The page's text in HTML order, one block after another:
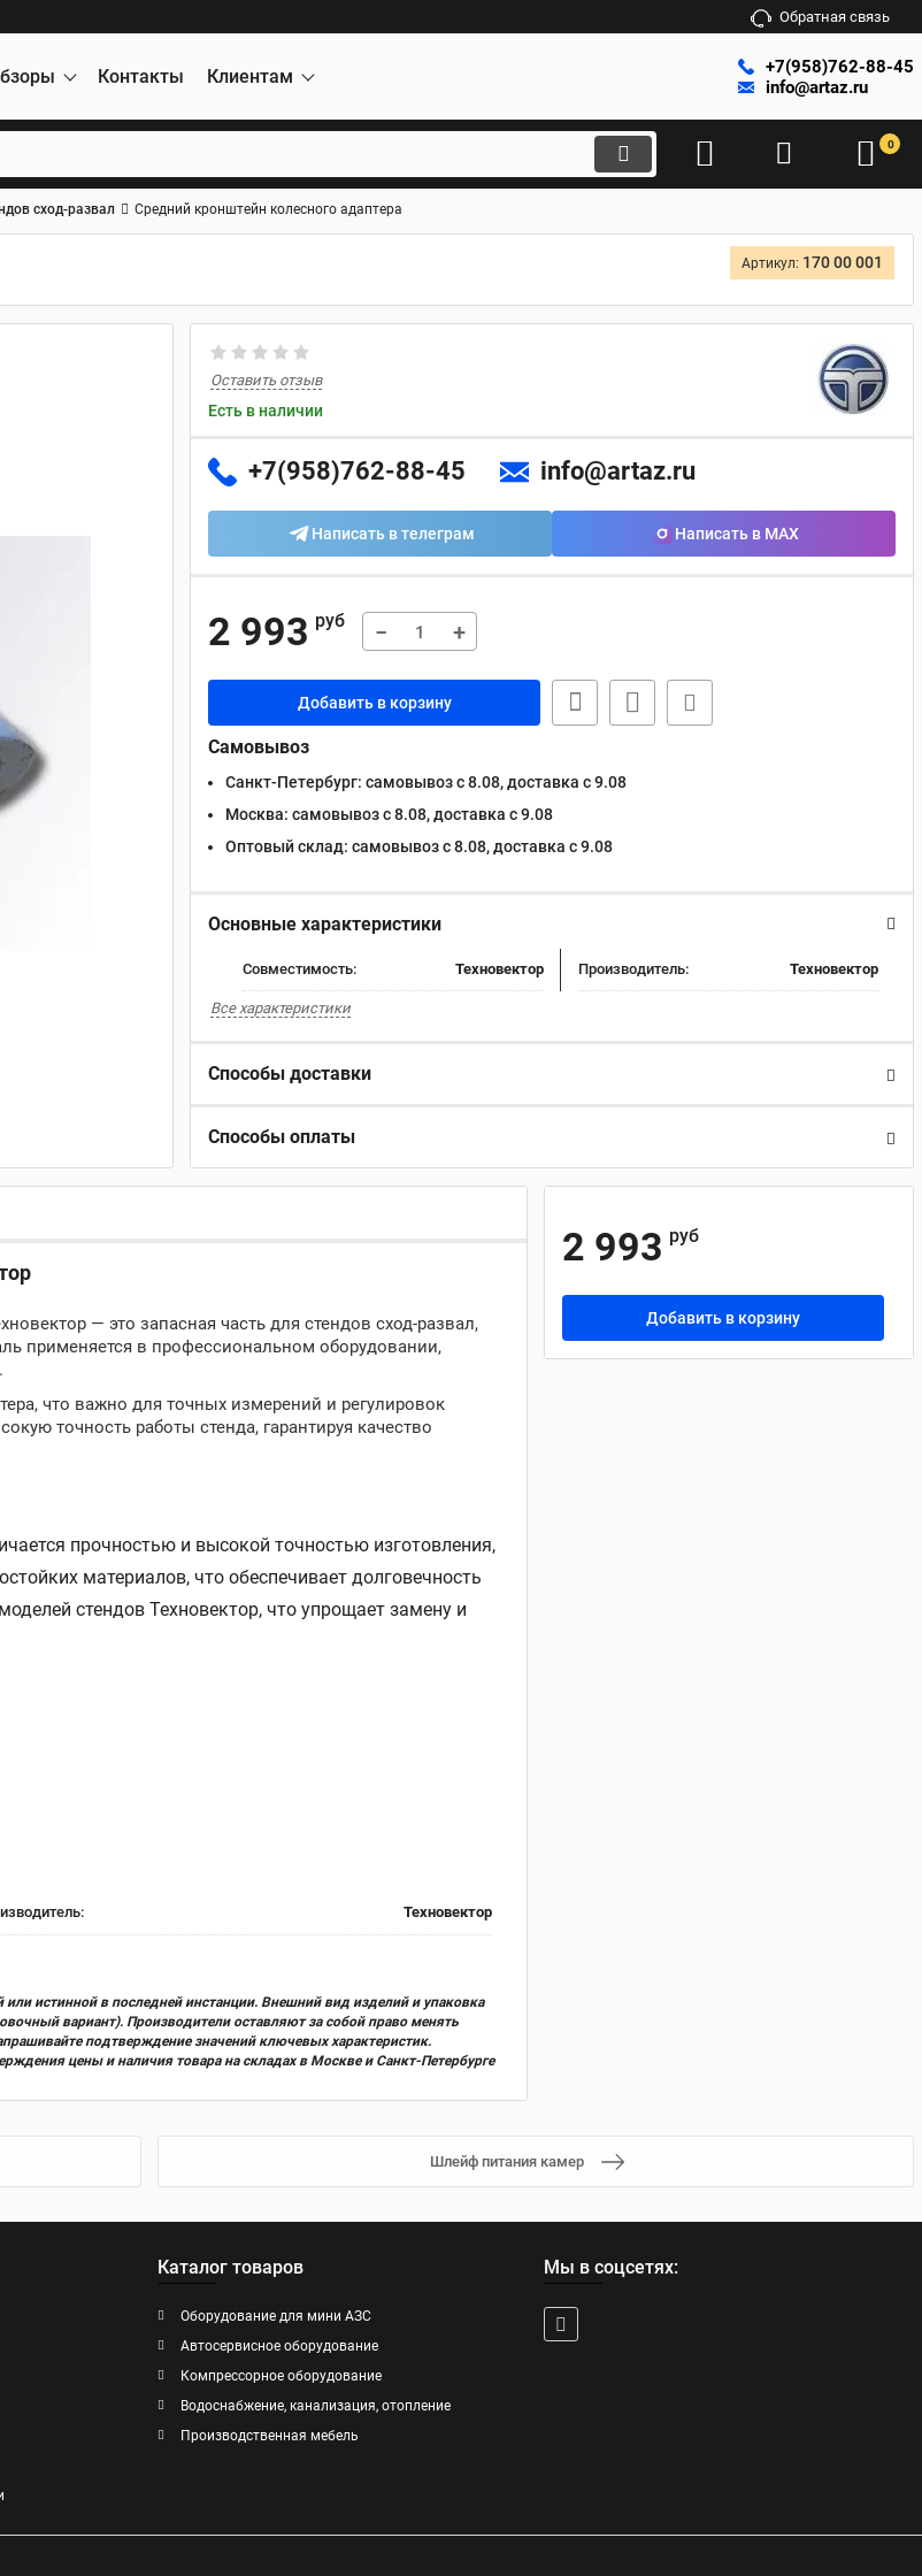
Обратная связь
Контакты Клиентам
+7(958)762-88-45
info@artaz.ru
0
сход-развал Средний кронштейн колесного адаптера
Артикул: 170 00 001
Оставить отзыв
Есть в наличии
+7(958)762-88-45 info@artaz.ru
Написать в телеграм Написать в MAX
2 993 руб − +
Добавить в корзину
Самовывоз
Санкт-Петербург: самовывоз с 8.08, доставка c 9.08
Москва: самовывоз с 8.08, доставка c 9.08
Оптовый склад: самовывоз с 8.08, доставка c 9.08
Основные характеристики
Совместимость: Техновектор Производитель: Техновектор
Все характеристики
Способы доставки
Способы оплаты
— это запасная часть для стендов сход-развал,
применяется в профессиональном оборудовании,
что важно для точных измерений и регулировок
точность работы стенда, гарантируя качество
прочностью и высокой точностью изготовления,
материалов, что обеспечивает долговечность
стендов Техновектор, что упрощает замену и
Техновектор
истинной в последней инстанции. Внешний вид изделий и упаковка
вариант). Производители оставляют за собой право менять
подтверждение значений ключевых характеристик.
цены и наличия товара на складах в Москве и Санкт-Петербурге
2 993 руб
Добавить в корзину
Шлейф питания камер
Каталог товаров
Оборудование для мини АЗС
Автосервисное оборудование
Компрессорное оборудование
Водоснабжение, канализация, отопление
Производственная мебель
Мы в соцсетях: